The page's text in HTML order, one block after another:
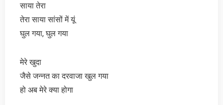
साया तेरा
तेरा साया सांसों में यूं
घुल गया, घुल गया
मेरे खुदा
जैसे जन्नत का दरवाजा खुल गया
हो अब मेरे क्या होगा